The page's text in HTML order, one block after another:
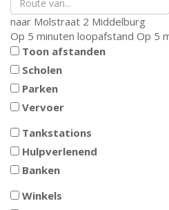
naar Molstraat 2 Middelburg
Op 5 minuten loopafstand Op 5
Toon afstanden
Scholen
Parken
Vervoer
Tankstations
Hulpverlenend
Banken
Winkels